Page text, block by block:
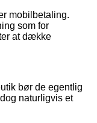
mobilbetaling.
som for
at dække
bør de egentlig
naturligvis et